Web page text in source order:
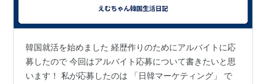
韓国就活を始めました 経歴作りのためにアルバイトに応
募したので 今回はアルバイト応募について書きたいと思
います！ 私が応募したのは 「日韓マーケティング」 で